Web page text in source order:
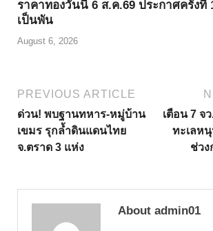
ราคาทองวันนี้ 6 ส.ค.69 ประกาศครั้งที่
เป็นพัน
August 6, 2026
PREVIOUS ARTICLE
ด่วน! พบฐานทหาร-หมู่บ้าน
เขมร รุกลํ้าดินแดนไทย
จ.ตราด 3 แห่ง
เตือน 7 จ
ทะเลห
ช่วง
About admin01